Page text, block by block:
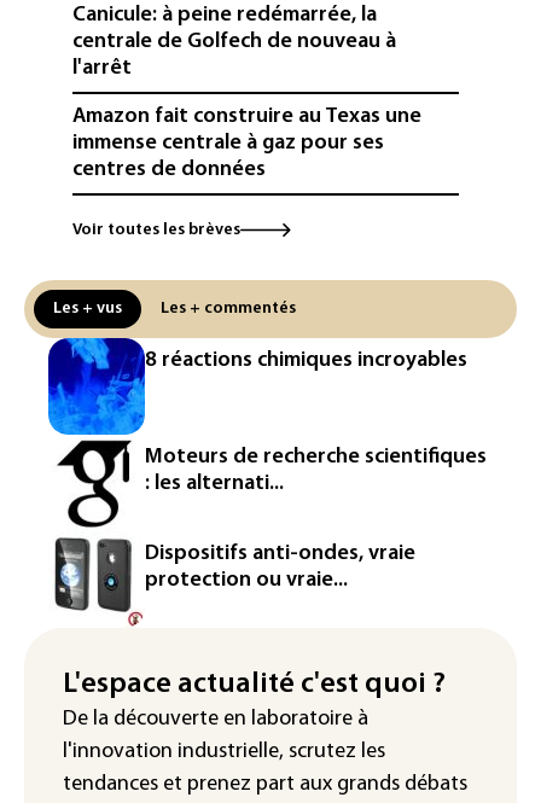
Canicule: à peine redémarrée, la
centrale de Golfech de nouveau à
l'arrêt
Amazon fait construire au Texas une
immense centrale à gaz pour ses
centres de données
L'UE demande à Meta et TikTok de
renforcer la surveillance et la
Ceuta
L'Europe se prépare à une baisse de la
production d'électricité lors de l'éclipse
solaire
La métropole de Rouen porte plainte
contre BASF pour pollution aux PFAS
Canicule: à l'arrêt depuis fin juillet, la
centrale de Golfech reconnectée au
réseau
Véhicules de livraison autonomes: la
homologation
Iris³: Eutelsat investira 3,4 milliards
d'euros dans la future constellation
européenne
Voir toutes les brèves
Les + vus Les + commentés
8 réactions chimiques incroyables
Moteurs de recherche scientifiques
: les alternati...
Dispositifs anti-ondes, vraie
protection ou vraie...
L'espace actualité c'est quoi ?
De la découverte en laboratoire à
l'innovation industrielle, scrutez les
tendances et prenez part aux grands débats